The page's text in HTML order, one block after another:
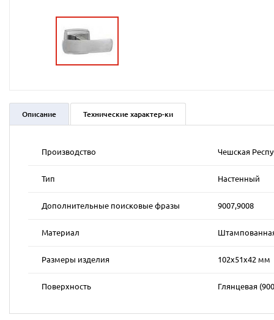
Описание Технические характер-ки
Производство Чешская
Тип Настенный
Дополнительные поисковые фразы 9007,9008
Материал
Размеры изделия 102x51x42 мм
Поверхность Глянцевая